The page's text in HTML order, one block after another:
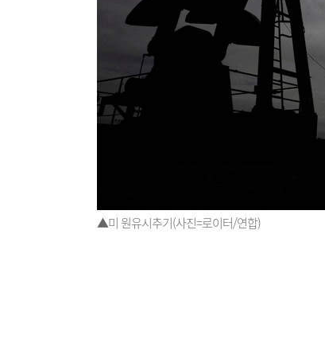
▲미 원유시추기(사진=로이터/연합)